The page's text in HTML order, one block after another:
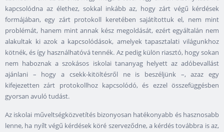
kapcsolódna az élethez, sokkal inkább az, hogy zárt végű kérdések
formájában, egy zárt protokoll keretében sajátítottuk el, nem mint
problémát, hanem mint annak kész megoldását, ezért egyáltalán nem
alakultak ki azok a kapcsolódások, amelyek tapasztalati világunkhoz
kötnék, és így használhatóvá tennék. Az pedig külön riasztó, hogy sokan
nem haboznak a szokásos iskolai tananyag helyett az adóbevallást
ajánlani – hogy a csekk-kitöltésről ne is beszéljünk –, azaz egy
kifejezetten zárt protokollhoz kapcsolódó, és ezzel összefüggésben
gyorsan avuló tudást.
Az iskolai műveltségközvetítés bizonyosan hatékonyabb és hasznosabb
lenne, ha nyílt végű kérdések köré szerveződne, a kérdés továbbra is az,